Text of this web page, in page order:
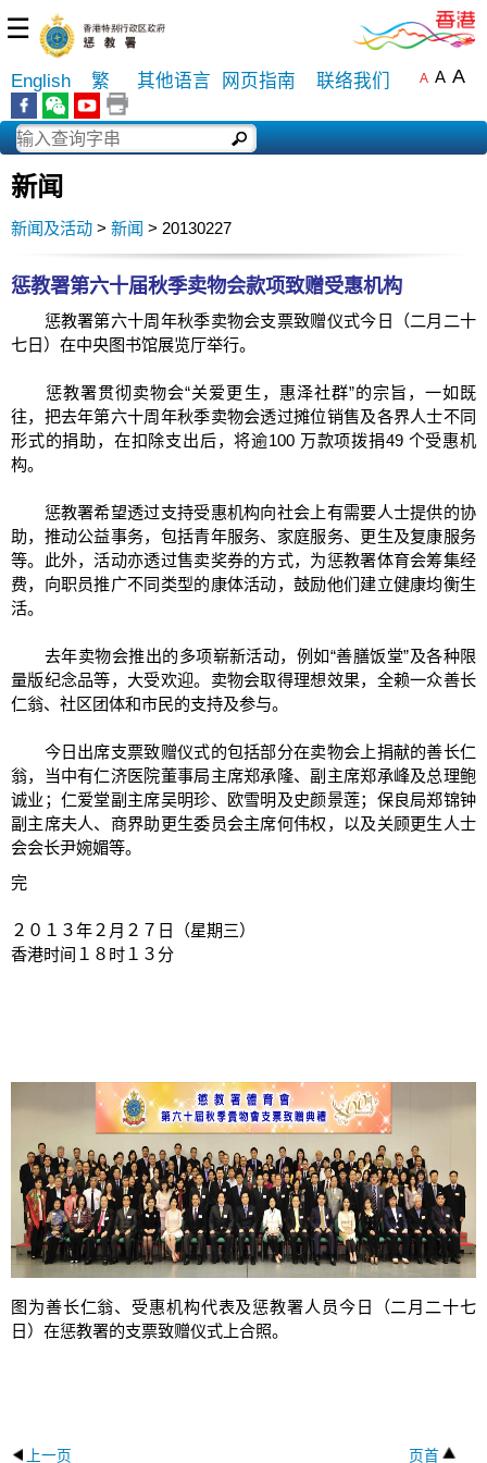
☰
English 繁 其他语言 网页指南 联络我们 A A A
新闻
新闻及活动 > 新闻 > 20130227
惩教署第六十届秋季卖物会款项致赠受惠机构
惩教署第六十周年秋季卖物会支票致赠仪式今日（二月二十
七日）在中央图书馆展览厅举行。
惩教署贯彻卖物会“关爱更生，惠泽社群”的宗旨，一如既
往，把去年第六十周年秋季卖物会透过摊位销售及各界人士不同
形式的捐助，在扣除支出后，将逾100 万款项拨捐49 个受惠机
构。
惩教署希望透过支持受惠机构向社会上有需要人士提供的协
助，推动公益事务，包括青年服务、家庭服务、更生及复康服务
等。此外，活动亦透过售卖奖券的方式，为惩教署体育会筹集经
费，向职员推广不同类型的康体活动，鼓励他们建立健康均衡生
活。
去年卖物会推出的多项崭新活动，例如“善膳饭堂”及各种限
量版纪念品等，大受欢迎。卖物会取得理想效果，全赖一众善长
仁翁、社区团体和市民的支持及参与。
今日出席支票致赠仪式的包括部分在卖物会上捐献的善长仁
翁，当中有仁济医院董事局主席郑承隆、副主席郑承峰及总理鲍
诚业；仁爱堂副主席吴明珍、欧雪明及史颜景莲；保良局郑锦钟
副主席夫人、商界助更生委员会主席何伟权，以及关顾更生人士
会会长尹婉媚等。
完
２０１３年２月２７日（星期三）
香港时间１８时１３分
图为善长仁翁、受惠机构代表及惩教署人员今日（二月二十七
日）在惩教署的支票致赠仪式上合照。
上一页 页首